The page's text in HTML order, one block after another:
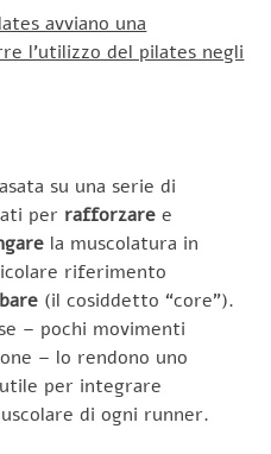
avviano una
l’utilizzo del pilates negli
su una serie di
per rafforzare e
la muscolatura in
riferimento
(il cosiddetto “core”).
– pochi movimenti
– lo rendono uno
per integrare
di ogni runner.